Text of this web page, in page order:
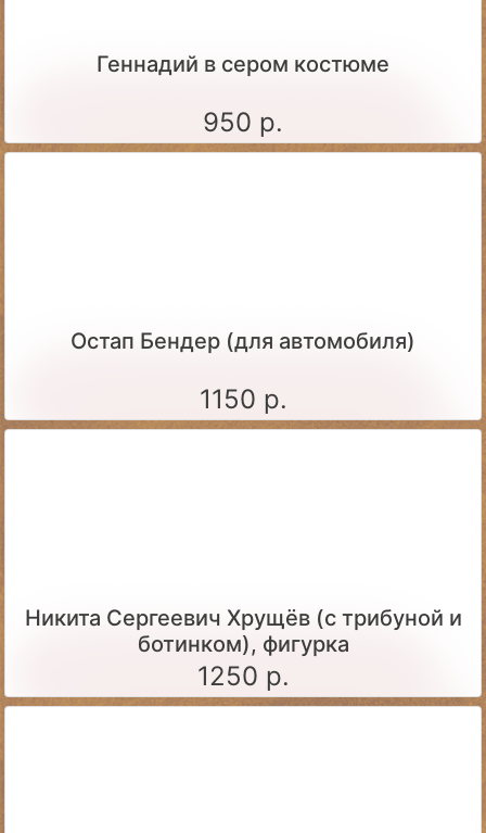
Геннадий в сером костюме
950 р.
Остап Бендер (для автомобиля)
1150 р.
Никита Сергеевич Хрущёв (с трибуной и
ботинком), фигурка
1250 р.